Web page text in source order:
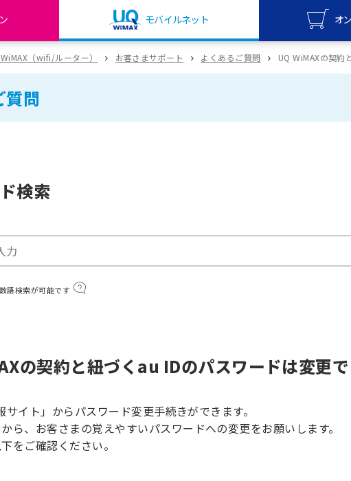
モバイルネット オ
UQ
オンラ
オンラ
（wifi/ルーター） お客さまサポート よくあるご質問 UQ WiMAXの契約
質問
検索
語検索が可能です
の契約と紐づくau IDのパスワードは変更
サイト」からパスワード変更手続きができます。
ら、お客さまの覚えやすいパスワードへの変更をお願いします。
をご確認ください。